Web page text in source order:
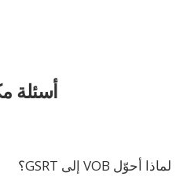
أسئلة
لماذا أحوّل VOB إلى GSRT؟